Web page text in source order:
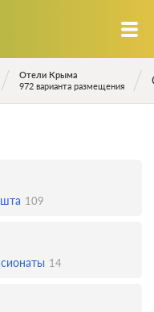
Отели Крыма
972 варианта размещения
109
14